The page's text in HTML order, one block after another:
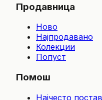
Продавница
Ново
Најпродавано
Колекции
Попуст
Помош
Најчесто